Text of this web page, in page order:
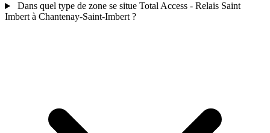
Dans quel type de zone se situe Total Access - Relais Saint
Imbert à Chantenay-Saint-Imbert ?